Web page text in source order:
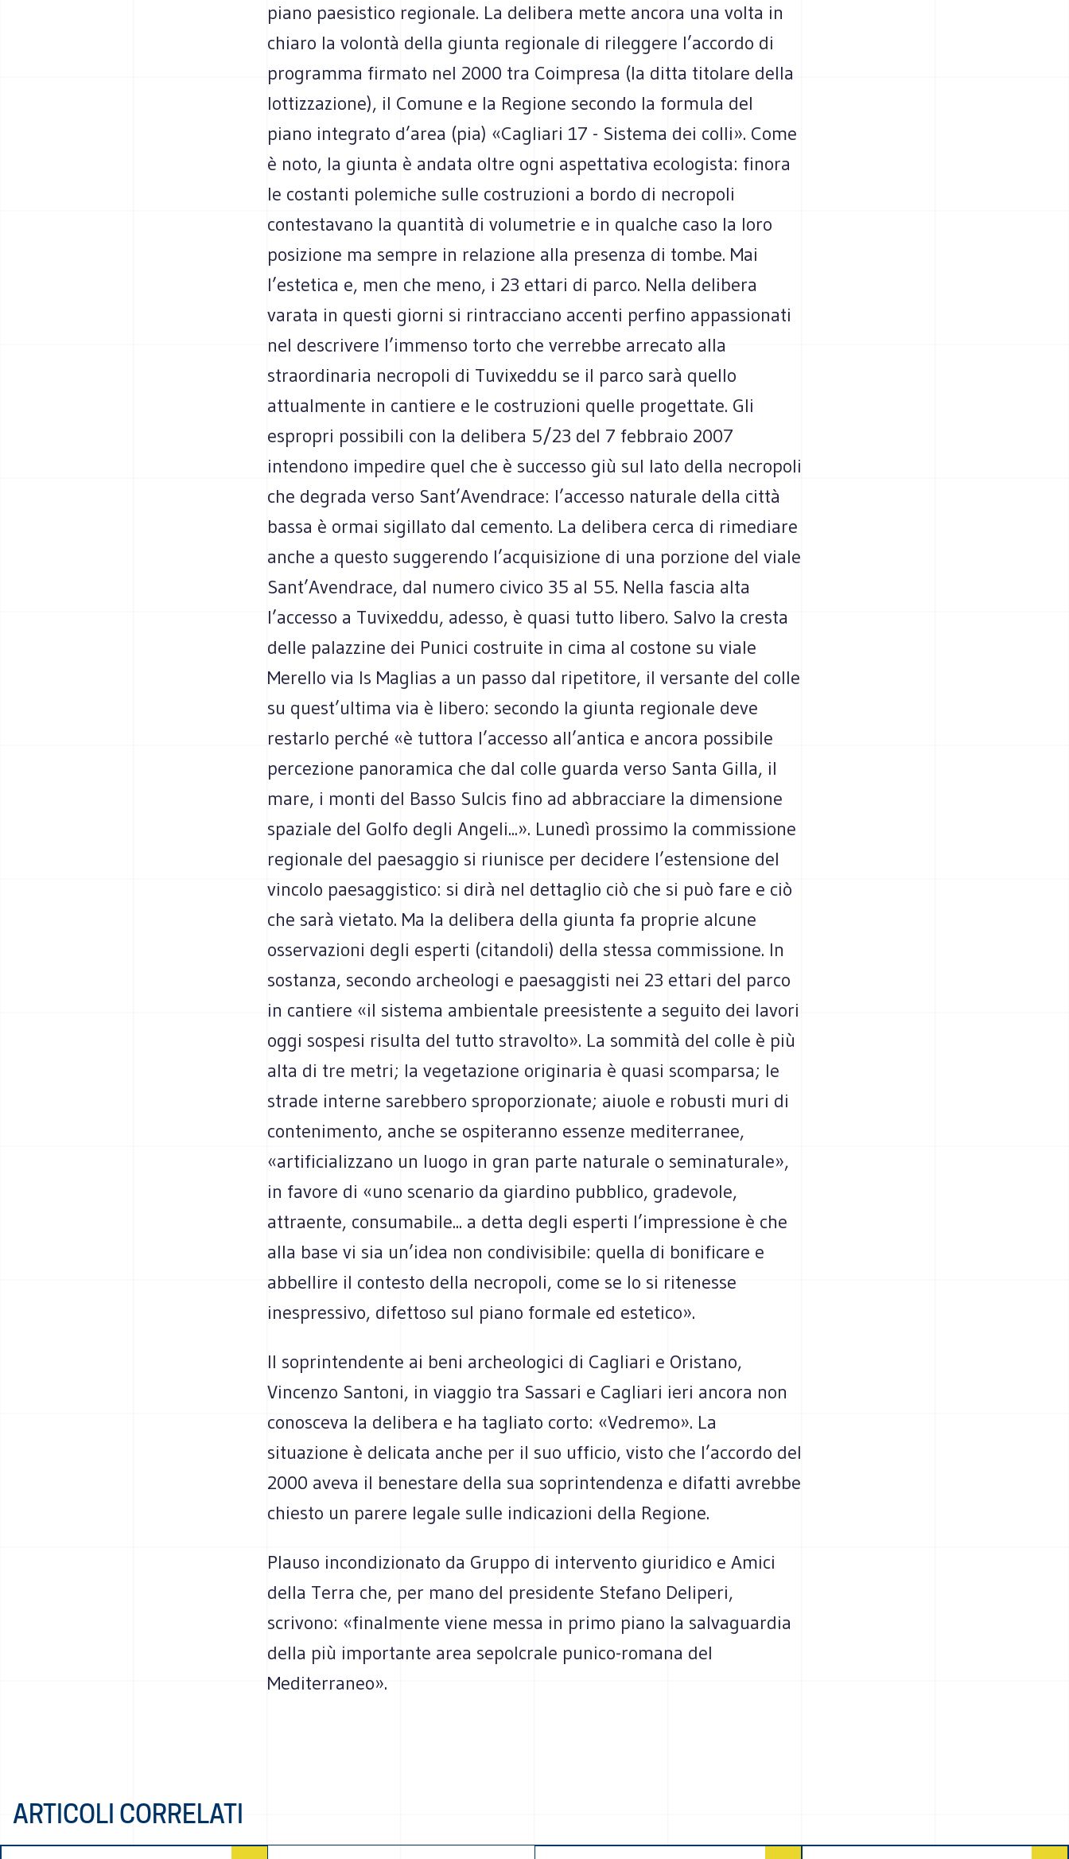
piano paesistico regionale. La delibera mette ancora una volta in
chiaro la volontà della giunta regionale di rileggere l’accordo di
programma firmato nel 2000 tra Coimpresa (la ditta titolare della
lottizzazione), il Comune e la Regione secondo la formula del
piano integrato d’area (pia) «Cagliari 17 - Sistema dei colli». Come
è noto, la giunta è andata oltre ogni aspettativa ecologista: finora
le costanti polemiche sulle costruzioni a bordo di necropoli
contestavano la quantità di volumetrie e in qualche caso la loro
posizione ma sempre in relazione alla presenza di tombe. Mai
l’estetica e, men che meno, i 23 ettari di parco. Nella delibera
varata in questi giorni si rintracciano accenti perfino appassionati
nel descrivere l’immenso torto che verrebbe arrecato alla
straordinaria necropoli di Tuvixeddu se il parco sarà quello
attualmente in cantiere e le costruzioni quelle progettate. Gli
espropri possibili con la delibera 5/23 del 7 febbraio 2007
intendono impedire quel che è successo giù sul lato della necropoli
che degrada verso Sant’Avendrace: l’accesso naturale della città
bassa è ormai sigillato dal cemento. La delibera cerca di rimediare
anche a questo suggerendo l’acquisizione di una porzione del viale
Sant’Avendrace, dal numero civico 35 al 55. Nella fascia alta
l’accesso a Tuvixeddu, adesso, è quasi tutto libero. Salvo la cresta
delle palazzine dei Punici costruite in cima al costone su viale
Merello via Is Maglias a un passo dal ripetitore, il versante del colle
su quest’ultima via è libero: secondo la giunta regionale deve
restarlo perché «è tuttora l’accesso all’antica e ancora possibile
percezione panoramica che dal colle guarda verso Santa Gilla, il
mare, i monti del Basso Sulcis fino ad abbracciare la dimensione
spaziale del Golfo degli Angeli...». Lunedì prossimo la commissione
regionale del paesaggio si riunisce per decidere l’estensione del
vincolo paesaggistico: si dirà nel dettaglio ciò che si può fare e ciò
che sarà vietato. Ma la delibera della giunta fa proprie alcune
osservazioni degli esperti (citandoli) della stessa commissione. In
sostanza, secondo archeologi e paesaggisti nei 23 ettari del parco
in cantiere «il sistema ambientale preesistente a seguito dei lavori
oggi sospesi risulta del tutto stravolto». La sommità del colle è più
alta di tre metri; la vegetazione originaria è quasi scomparsa; le
strade interne sarebbero sproporzionate; aiuole e robusti muri di
contenimento, anche se ospiteranno essenze mediterranee,
«artificializzano un luogo in gran parte naturale o seminaturale»,
in favore di «uno scenario da giardino pubblico, gradevole,
attraente, consumabile... a detta degli esperti l’impressione è che
alla base vi sia un’idea non condivisibile: quella di bonificare e
abbellire il contesto della necropoli, come se lo si ritenesse
inespressivo, difettoso sul piano formale ed estetico».
Il soprintendente ai beni archeologici di Cagliari e Oristano,
Vincenzo Santoni, in viaggio tra Sassari e Cagliari ieri ancora non
conosceva la delibera e ha tagliato corto: «Vedremo». La
situazione è delicata anche per il suo ufficio, visto che l’accordo del
2000 aveva il benestare della sua soprintendenza e difatti avrebbe
chiesto un parere legale sulle indicazioni della Regione.
Plauso incondizionato da Gruppo di intervento giuridico e Amici
della Terra che, per mano del presidente Stefano Deliperi,
scrivono: «finalmente viene messa in primo piano la salvaguardia
della più importante area sepolcrale punico-romana del
Mediterraneo».
ARTICOLI CORRELATI